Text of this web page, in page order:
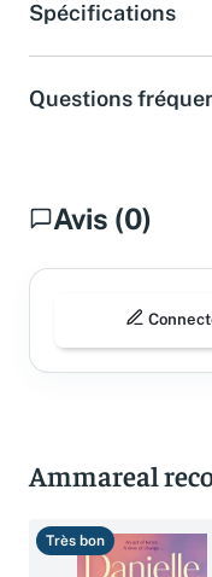
Spécifications
Questions
Avis (0)
Ammareal
Très bon